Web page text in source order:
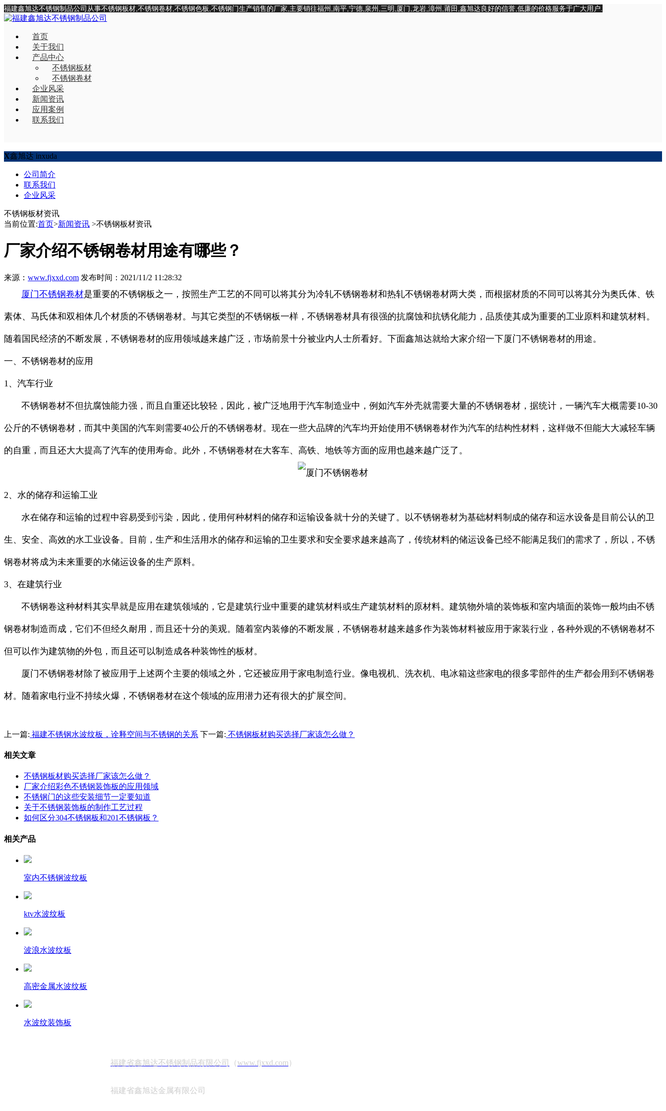
福建鑫旭达不锈钢制品公司从事不锈钢板材,不锈钢卷材,不锈钢色板,不锈钢门生产销售的厂家 ,主要销往福州,南平,宁德,泉州,三明,厦门,龙岩,漳州,莆田,鑫旭达良好的信誉,低廉的价格服务于广大用户.
首页
关于我们
产品中心
不锈钢板材
不锈钢卷材
企业风采
新闻资讯
应用案例
联系我们
X鑫旭达 inxuda
公司简介
联系我们
企业风采
不锈钢板材资讯
当前位置:首页>新闻资讯 >不锈钢板材资讯
厂家介绍不锈钢卷材用途有哪些？
来源： www.fjxxd.com 发布时间：2021/11/2 11:28:32
厦门不锈钢卷材是重要的不锈钢板之一，按照生产工艺的不同可以将其分为冷轧不锈钢卷材和热轧不锈钢卷材两大类，而根据材质的不同可以将其分为奥氏体、铁
素体、马氏体和双相体几个材质的不锈钢卷材。与其它类型的不锈钢板一样，不锈钢卷材具有很强的抗腐蚀和抗锈化能力，品质使其成为重要的工业原料和建筑材料。
随着国民经济的不断发展，不锈钢卷材的应用领域越来越广泛，市场前景十分被业内人士所看好。下面鑫旭达就给大家介绍一下厦门不锈钢卷材的用途。
一、不锈钢卷材的应用
1、汽车行业
不锈钢卷材不但抗腐蚀能力强，而且自重还比较轻，因此，被广泛地用于汽车制造业中，例如汽车外壳就需要大量的不锈钢卷材，据统计，一辆汽车大概需要10-30
公斤的不锈钢卷材，而其中美国的汽车则需要40公斤的不锈钢卷材。现在一些大品牌的汽车均开始使用不锈钢卷材作为汽车的结构性材料，这样做不但能大大减轻车辆
的自重，而且还大大提高了汽车的使用寿命。此外，不锈钢卷材在大客车、高铁、地铁等方面的应用也越来越广泛了。
2、水的储存和运输工业
水在储存和运输的过程中容易受到污染，因此，使用何种材料的储存和运输设备就十分的关键了。以不锈钢卷材为基础材料制成的储存和运水设备是目前公认的卫
生、安全、高效的水工业设备。目前，生产和生活用水的储存和运输的卫生要求和安全要求越来越高了，传统材料的储运设备已经不能满足我们的需求了，所以，不锈
钢卷材将成为未来重要的水储运设备的生产原料。
3、在建筑行业
不锈钢卷这种材料其实早就是应用在建筑领域的，它是建筑行业中重要的建筑材料或生产建筑材料的原材料。建筑物外墙的装饰板和室内墙面的装饰一般均由不锈
钢卷材制造而成，它们不但经久耐用，而且还十分的美观。随着室内装修的不断发展，不锈钢卷材越来越多作为装饰材料被应用于家装行业，各种外观的不锈钢卷材不
但可以作为建筑物的外包，而且还可以制造成各种装饰性的板材。
厦门不锈钢卷材除了被应用于上述两个主要的领域之外，它还被应用于家电制造行业。像电视机、洗衣机、电冰箱这些家电的很多零部件的生产都会用到不锈钢卷
材。随着家电行业不持续火爆，不锈钢卷材在这个领域的应用潜力还有很大的扩展空间。
上一篇: 福建不锈钢水波纹板，诠释空间与不锈钢的关系 下一篇: 不锈钢板材购买选择厂家该怎么做？
相关文章
不锈钢板材购买选择厂家该怎么做？
厂家介绍彩色不锈钢装饰板的应用领域
不锈钢门的这些安装细节一定要知道
关于不锈钢装饰板的制作工艺过程
如何区分304不锈钢板和201不锈钢板？
相关产品
室内不锈钢波纹板
ktv水波纹板
波浪水波纹板
高密金属水波纹板
水波纹装饰板
福建省鑫旭达不锈钢制品有限公司 （www.fjxxd.com ）
福建省鑫旭达金属有限公司